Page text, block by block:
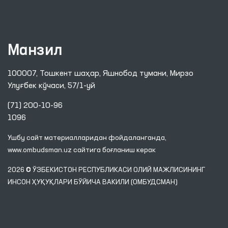
Манзил
100007, Тошкент шаҳар, Яшнобод тумани, Мирзо
Улуғбек кўчаси, 57/1-уй
(71) 200-10-96
1096
Ушбу сайт материалларидан фойдаланганда,
www.ombudsman.uz сайтига боғланиш керак
2026 © ЎЗБЕКИСТОН РЕСПУБЛИКАСИ ОЛИЙ МАЖЛИСИНИНГ
ИНСОН ҲУҚУҚЛАРИ БЎЙИЧА ВАКИЛИ (ОМБУДСМАН)